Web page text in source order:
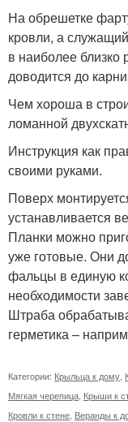
На обрешетке
кровли, а
в наиболее
доводится до
Чем хороша в
ломанной
Инструкция как
своими руками.
Поверх
устанавливается
Планки можно
уже готовые. Они
фальцы в единую
необходимости
Штраба
герметика –
Категории: Крыльца к дому
Мягкая черепица Крыши к
Кровли к стене Веранды к